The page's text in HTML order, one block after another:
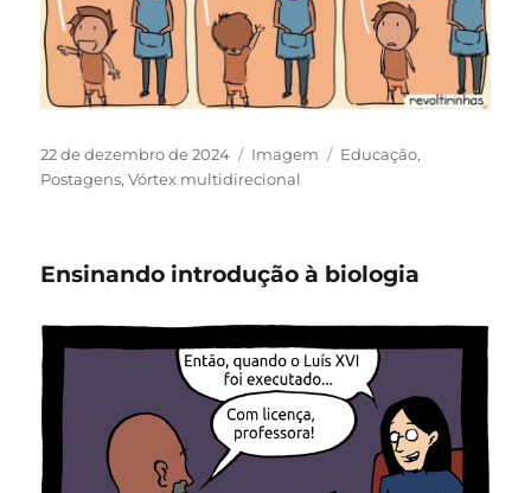
Publicado
em
22 de dezembro de 2024 Formato
Imagem Categorias
Educação,
Postagens,Vórtex multidirecional
Ensinando introdução à biologia